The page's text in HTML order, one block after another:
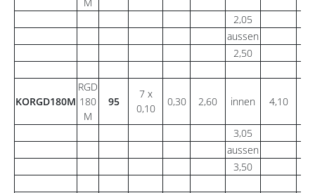
2,05
aussen
2,50
KORGD180M
RGD
180
M
95
7 x
0,10
0,30 2,60 innen 4,10
3,05
aussen
3,50